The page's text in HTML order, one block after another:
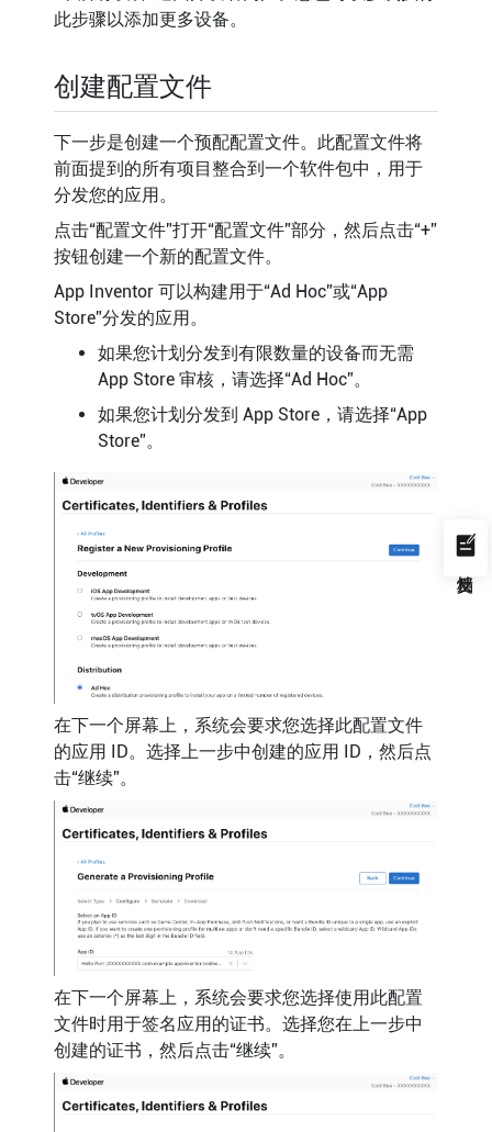
此步骤以添加更多设备。
创建配置文件
下一步是创建一个预配配置文件。此配置文件将
前面提到的所有项目整合到一个软件包中，用于
分发您的应用。
点击“配置文件”打开“配置文件”部分，然后点击“+”
按钮创建一个新的配置文件。
App Inventor 可以构建用于“Ad Hoc”或“App
Store”分发的应用。
如果您计划分发到有限数量的设备而无需
App Store 审核，请选择“Ad Hoc”。
如果您计划分发到 App Store，请选择“App
Store”。
在下一个屏幕上，系统会要求您选择此配置文件
的应用 ID。选择上一步中创建的应用 ID，然后点
击“继续”。
在下一个屏幕上，系统会要求您选择使用此配置
文件时用于签名应用的证书。选择您在上一步中
创建的证书，然后点击“继续”。